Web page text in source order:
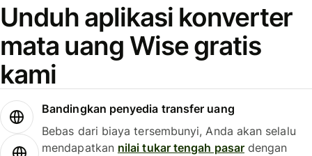
Unduh aplikasi konverter
mata uang Wise gratis
kami
Bandingkan penyedia transfer uang
Bebas dari biaya tersembunyi, Anda akan selalu
mendapatkan nilai tukar tengah pasardengan